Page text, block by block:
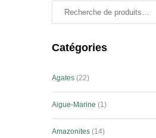
Catégories
Agates 22
Aigue-Marine 1
Amazonites 14